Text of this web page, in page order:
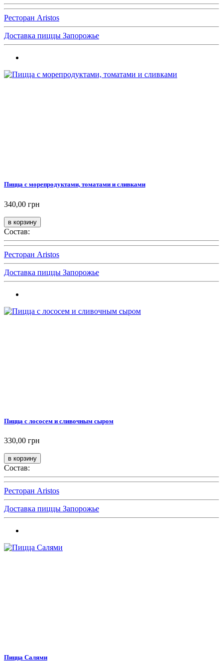
Ресторан Aristos
Доставка пиццы Запорожье
Пицца с морепродуктами, томатами и сливками
340,00 грн
Состав:
Ресторан Aristos
Доставка пиццы Запорожье
Пицца с лососем и сливочным сыром
330,00 грн
Состав:
Ресторан Aristos
Доставка пиццы Запорожье
Пицца Салями